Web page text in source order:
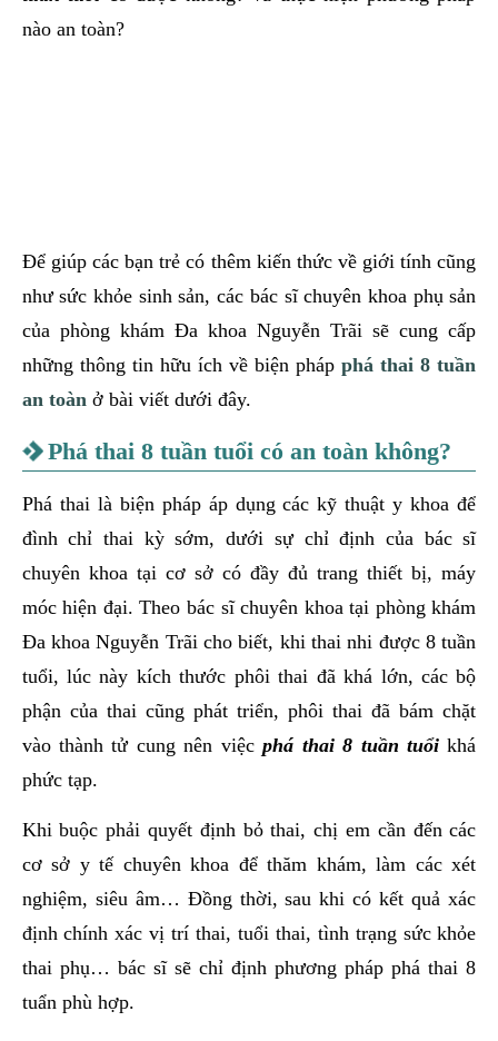
nào an toàn?
Để giúp các bạn trẻ có thêm kiến thức về giới tính cũng
như sức khỏe sinh sản, các bác sĩ chuyên khoa phụ sản
của phòng khám Đa khoa Nguyễn Trãi sẽ cung cấp
những thông tin hữu ích về biện phápphá thai 8 tuần
an toànở bài viết dưới đây.
Phá thai 8 tuần tuổi có an toàn không?
Phá thai là biện pháp áp dụng các kỹ thuật y khoa để
đình chỉ thai kỳ sớm, dưới sự chỉ định của bác sĩ
chuyên khoa tại cơ sở có đầy đủ trang thiết bị, máy
móc hiện đại. Theo bác sĩ chuyên khoa tại phòng khám
Đa khoa Nguyễn Trãi cho biết, khi thai nhi được 8 tuần
tuổi, lúc này kích thước phôi thai đã khá lớn, các bộ
phận của thai cũng phát triển, phôi thai đã bám chặt
vào thành tử cung nên việcphá thai 8 tuần tuổikhá
phức tạp.
Khi buộc phải quyết định bỏ thai, chị em cần đến các
cơ sở y tế chuyên khoa để thăm khám, làm các xét
nghiệm, siêu âm… Đồng thời, sau khi có kết quả xác
định chính xác vị trí thai, tuổi thai, tình trạng sức khỏe
thai phụ… bác sĩ sẽ chỉ định phương pháp phá thai 8
tuẩn phù hợp.